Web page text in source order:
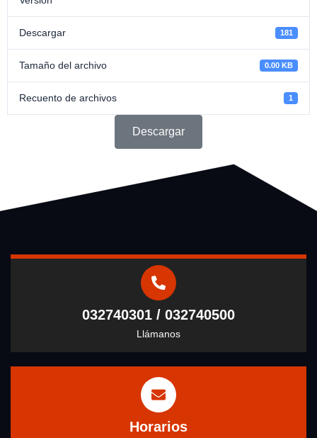
Descargar 181
Tamaño del archivo 0.00 KB
Recuento de archivos 1
Descargar
032740301 / 032740500
Llámanos
Horarios